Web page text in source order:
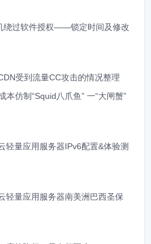
绕过软件授权——锁定时间及修改
受到流量CC攻击的情况整理
本仿制“Squid八爪鱼” 一“大闸蟹”
轻量应用服务器IPv6配置&体验测
轻量应用服务器南美洲巴西圣保